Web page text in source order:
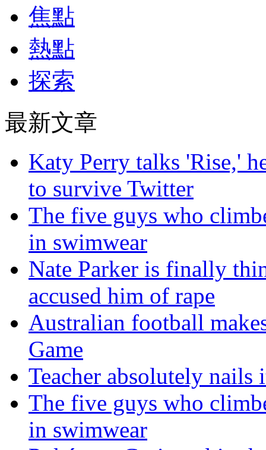
焦點
熱點
探索
最新文章
Katy Perry talks 'Rise,'
to survive Twitter
The five guys who
in swimwear
Nate Parker is finally
accused him of rape
Australian football
Game
Teacher absolutely
The five guys who
in swimwear